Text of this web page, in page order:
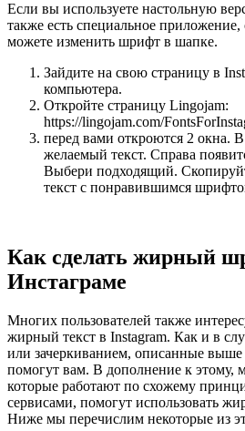
Если вы используете настольную
также есть специальное
можете изменить шрифт в шапке.
Зайдите на свою страницу в
компьютера.
Откройте страницу Lingojam:
https://lingojam.com/
перед вами откроются 2 окна.
желаемый текст. Справа
Выбери подходящий.
текст с понравившимся
Как сделать жирный
Инстаграме
Многих пользователей также
жирный текст в Instagram. Как и в
или зачеркиванием, описанные
помогут вам. В дополнение к этому,
которые работают по схожему
сервисами, помогут использовать
Ниже мы перечислим некоторые из